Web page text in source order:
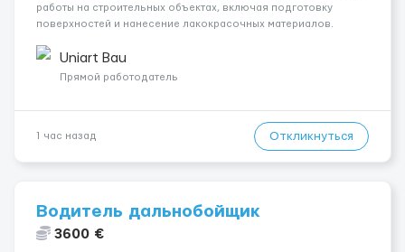
работы на строительных объектах, включая подготовку
поверхностей и нанесение лакокрасочных материалов.
профессионалов на месте, приглашения делаем только для
профессионалов с доказательным портф...
Uniart Bau
Прямой работодатель
1 час назад Откликнуться
Водитель дальнобойщик
3600 €